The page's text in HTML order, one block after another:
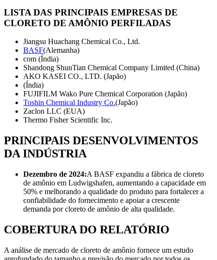
LISTA DAS PRINCIPAIS EMPRESAS DE
CLORETO DE AMÔNIO PERFILADAS
Jiangsu Huachang Chemical Co., Ltd.
BASF(Alemanha)
com (Índia)
Shandong ShunTian Chemical Company Limited (China)
AKO KASEI CO., LTD. (Japão)
(Índia)
FUJIFILM Wako Pure Chemical Corporation (Japão)
Toshin Chemical Industry Co.(Japão)
Zaclon LLC (EUA)
Thermo Fisher Scientific Inc.
PRINCIPAIS DESENVOLVIMENTOS
DA INDÚSTRIA
Dezembro de 2024:A BASF expandiu a fábrica de cloreto
de amônio em Ludwigshafen, aumentando a capacidade em
50% e melhorando a qualidade do produto para fortalecer a
confiabilidade do fornecimento e apoiar a crescente
demanda por cloreto de amônio de alta qualidade.
COBERTURA DO RELATÓRIO
A análise de mercado de cloreto de amônio fornece um estudo